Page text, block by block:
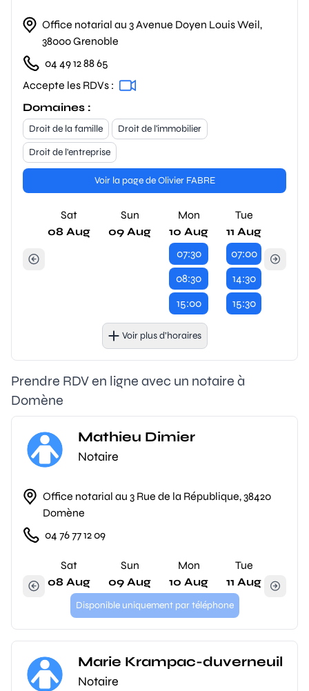
Office notarial au 3 Avenue Doyen Louis Weil,
38000 Grenoble
04 49 12 88 65
Accepte les RDVs :
Domaines :
Droit de la famille
Droit de l'immobilier
Droit de l'entreprise
Voir la page de Olivier FABRE
Sat
08 Aug
Sun
09 Aug
Mon
10 Aug
07:30
08:30
15:00
Tue
11 Aug
07:00
14:30
15:30
Voir plus d’horaires
Prendre RDV en ligne avec un notaire à
Domène
Mathieu Dimier
Notaire
Office notarial au 3 Rue de la République, 38420
Domène
04 76 77 12 09
Sat
08 Aug
Sun
09 Aug
Mon
10 Aug
Tue
11 Aug
Disponible uniquement par téléphone
Marie Krampac-duverneuil
Notaire